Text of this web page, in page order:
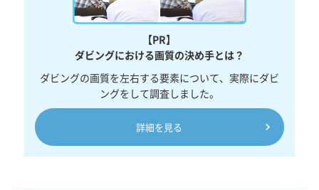
【PR】
ダビングにおける画質の決め手とは？
ダビングの画質を左右する要素について、実際にダビ
ングをして調査しました。
詳細を見る